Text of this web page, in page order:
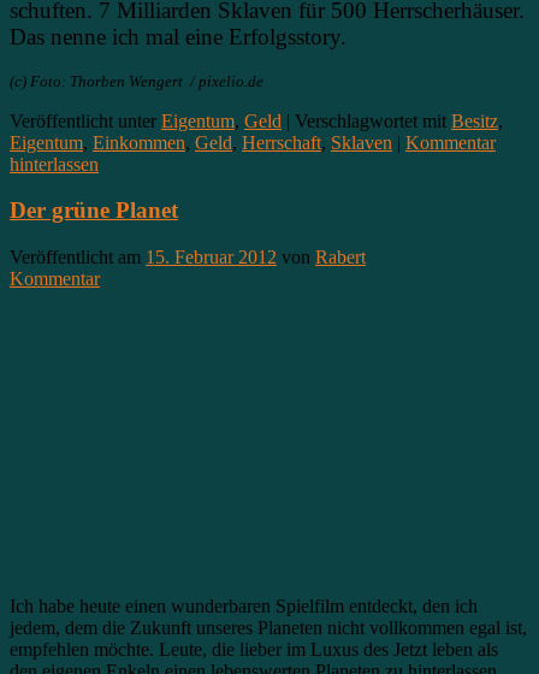
schuften. 7 Milliarden Sklaven für 500 Herrscherhäuser.
Das nenne ich mal eine Erfolgsstory.
(c) Foto: Thorben Wengert / pixelio.de
Veröffentlicht unter Eigentum, Geld | Verschlagwortet mit Besitz,
Eigentum, Einkommen, Geld, Herrschaft, Sklaven | Kommentar
hinterlassen
Der grüne Planet
Veröffentlicht am 15. Februar 2012 von Rabert
Kommentar
Ich habe heute einen wunderbaren Spielfilm entdeckt, den ich
jedem, dem die Zukunft unseres Planeten nicht vollkommen egal ist,
empfehlen möchte. Leute, die lieber im Luxus des Jetzt leben als